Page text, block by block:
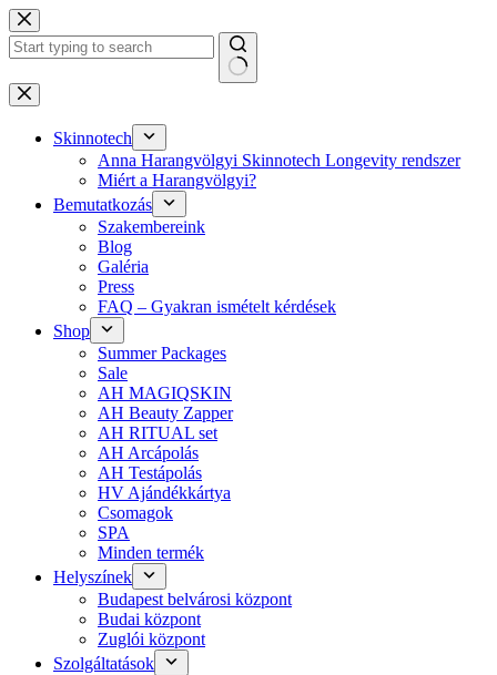
Skip
to
content
No
results
Skinnotech
Anna Harangvölgyi Skinnotech Longevity rendszer
Miért a Harangvölgyi?
Bemutatkozás
Szakembereink
Blog
Galéria
Press
FAQ – Gyakran ismételt kérdések
Shop
Summer Packages
Sale
AH MAGIQSKIN
AH Beauty Zapper
AH RITUAL set
AH Arcápolás
AH Testápolás
HV Ajándékkártya
Csomagok
SPA
Minden termék
Helyszínek
Budapest belvárosi központ
Budai központ
Zuglói központ
Szolgáltatások